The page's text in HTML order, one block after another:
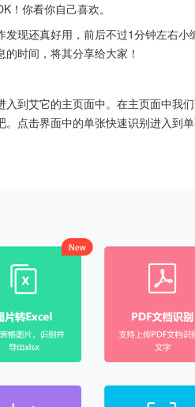
！你看你自己喜欢。
现还真好用，前后不过1分钟左右小
时间，将其分享给大家！
到艾它的主页面中。在主页面中我
点击界面中的单张快速识别进入到